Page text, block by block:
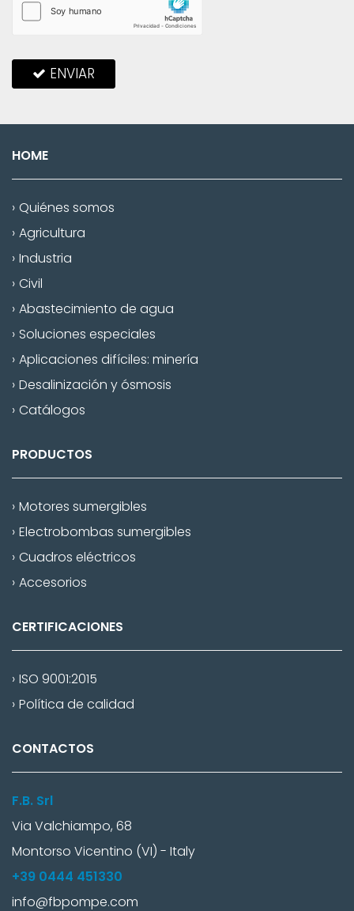
ENVIAR
HOME
Quiénes somos
Agricultura
Industria
Civil
Abastecimiento de agua
Soluciones especiales
Aplicaciones difíciles: minería
Desalinización y ósmosis
Catálogos
PRODUCTOS
Motores sumergibles
Electrobombas sumergibles
Cuadros eléctricos
Accesorios
CERTIFICACIONES
ISO 9001:2015
Política de calidad
CONTACTOS
F.B. Srl
Via Valchiampo, 68
Montorso Vicentino (VI) - Italy
+39 0444 451330
info@fbpompe.com